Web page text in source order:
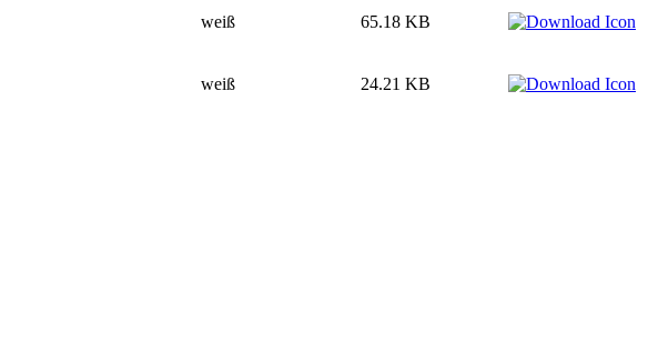
weiß 65.18 KB
weiß 24.21 KB